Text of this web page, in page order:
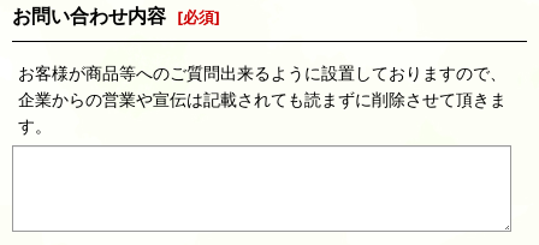
お問い合わせ内容 [必須]
お客様が商品等へのご質問出来るように設置しておりますので、
企業からの営業や宣伝は記載されても読まずに削除させて頂きま
す。